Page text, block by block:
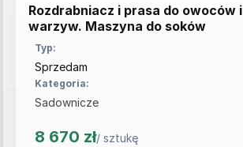
Rozdrabniacz i prasa do owoców i
warzyw. Maszyna do soków
Typ:
Sprzedam
Kategoria:
Sadownicze
8 670 zł/ sztukę